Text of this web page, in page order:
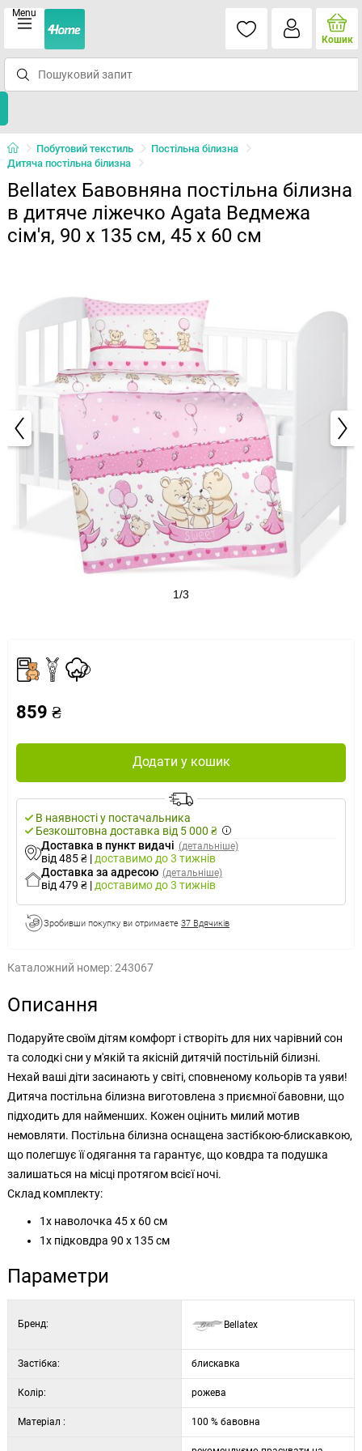
Menu
Кошик
Побутовий текстиль
Постільна білизна
Дитяча постільна білизна
Bellatex Бавовняна постільна білизна
в дитяче ліжечко Agata Ведмежа
сім'я, 90 x 135 см, 45 x 60 см
1/3
859 ₴
Додати у кошик
В наявності у постачальника
Безкоштовна доставка від 5 000 ₴
Доставка в пункт видачі (детальніше)
від 485 ₴ | доставимо до 3 тижнів
Доставка за адресою (детальніше)
від 479 ₴ | доставимо до 3 тижнів
Зробивши покупку ви отримаєте 37 Вдячиків
Каталожний номер:243067
Описання
Подаруйте своїм дітям комфорт і створіть для них чарівний сон
та солодкі сни у м'якій та якісній дитячій постільній білизні.
Нехай ваші діти засинають у світі, сповненому кольорів та уяви!
Дитяча постільна білизна виготовлена з приємної бавовни, що
підходить для найменших. Кожен оцінить милий мотив
немовляти. Постільна білизна оснащена застібкою-блискавкою,
що полегшує її одягання та гарантує, що ковдра та подушка
залишаться на місці протягом всієї ночі.
Склад комплекту:
1x наволочка 45 х 60 см
1х підковдра 90 х 135 см
Параметри
Бренд: Bellatex
Застібка: блискавка
Колір: рожева
Матеріал : 100 % бавовна